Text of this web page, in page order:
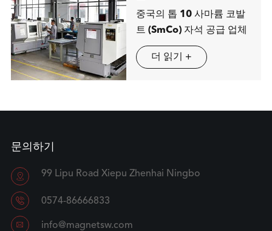
중국의 톱 10 사마륨 코발
트 (SmCo) 자석 공급 업체
더 읽기 +
문의하기
 99 Lipu Road Xiepu Zhenhai Ningbo
 0574-86666833
 info@magnetsw.com